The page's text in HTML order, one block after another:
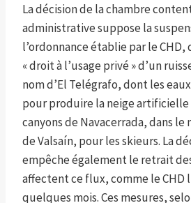
La décision de la chambre
administrative suppose la
l’ordonnance établie par le CHD,
« droit à l’usage privé » d’un
nom d’El Telégrafo, dont les
pour produire la neige
canyons de Navacerrada, dans le
de Valsaín, pour les skieurs. La
empêche également le retrait
affectent ce flux, comme le CHD
quelques mois. Ces mesures,